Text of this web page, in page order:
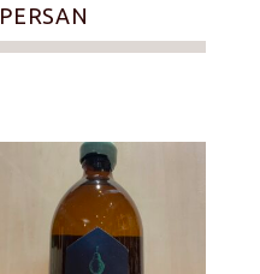
PERSAN